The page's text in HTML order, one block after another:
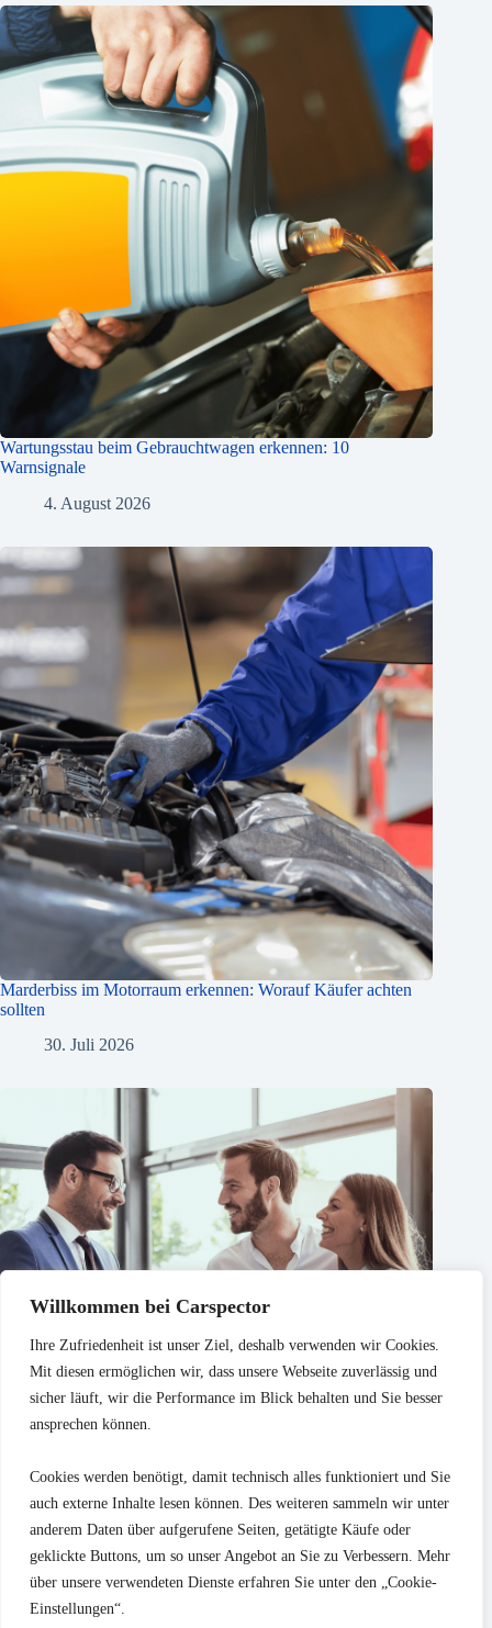
Willkommen bei Carspector
Ihre Zufriedenheit ist unser Ziel, deshalb verwenden wir Cookies.
Mit diesen ermöglichen wir, dass unsere Webseite zuverlässig und
sicher läuft, wir die Performance im Blick behalten und Sie besser
ansprechen können.
Cookies werden benötigt, damit technisch alles funktioniert und Sie
auch externe Inhalte lesen können. Des weiteren sammeln wir unter
anderem Daten über aufgerufene Seiten, getätigte Käufe oder
geklickte Buttons, um so unser Angebot an Sie zu Verbessern. Mehr
über unsere verwendeten Dienste erfahren Sie unter den „Cookie-
Einstellungen“.
Wartungsstau beim Gebrauchtwagen erkennen: 10
Warnsignale
4. August 2026
Marderbiss im Motorraum erkennen: Worauf Käufer achten
sollten
30. Juli 2026
Warum stehen Gebrauchtwagen monatelang online? 9 Gründe
25. Juli 2026